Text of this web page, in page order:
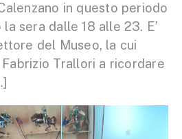
in questo periodo
sera dalle 18 alle 23. E’
del Museo, la cui
Trallori a ricordare